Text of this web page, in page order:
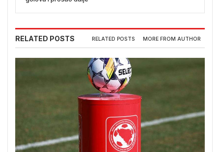
RELATED POSTS RELATED POSTS MORE FROM AUTHOR